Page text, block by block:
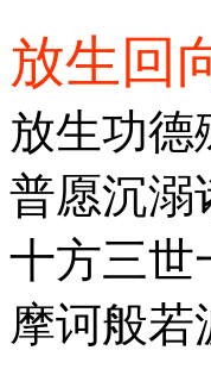
放生回
放生功德
普愿沉溺
十方三世
摩诃般若